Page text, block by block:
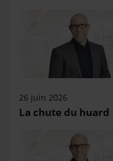
26 juin 2026
La chute du huard